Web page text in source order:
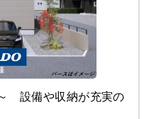
備や収納が充実の